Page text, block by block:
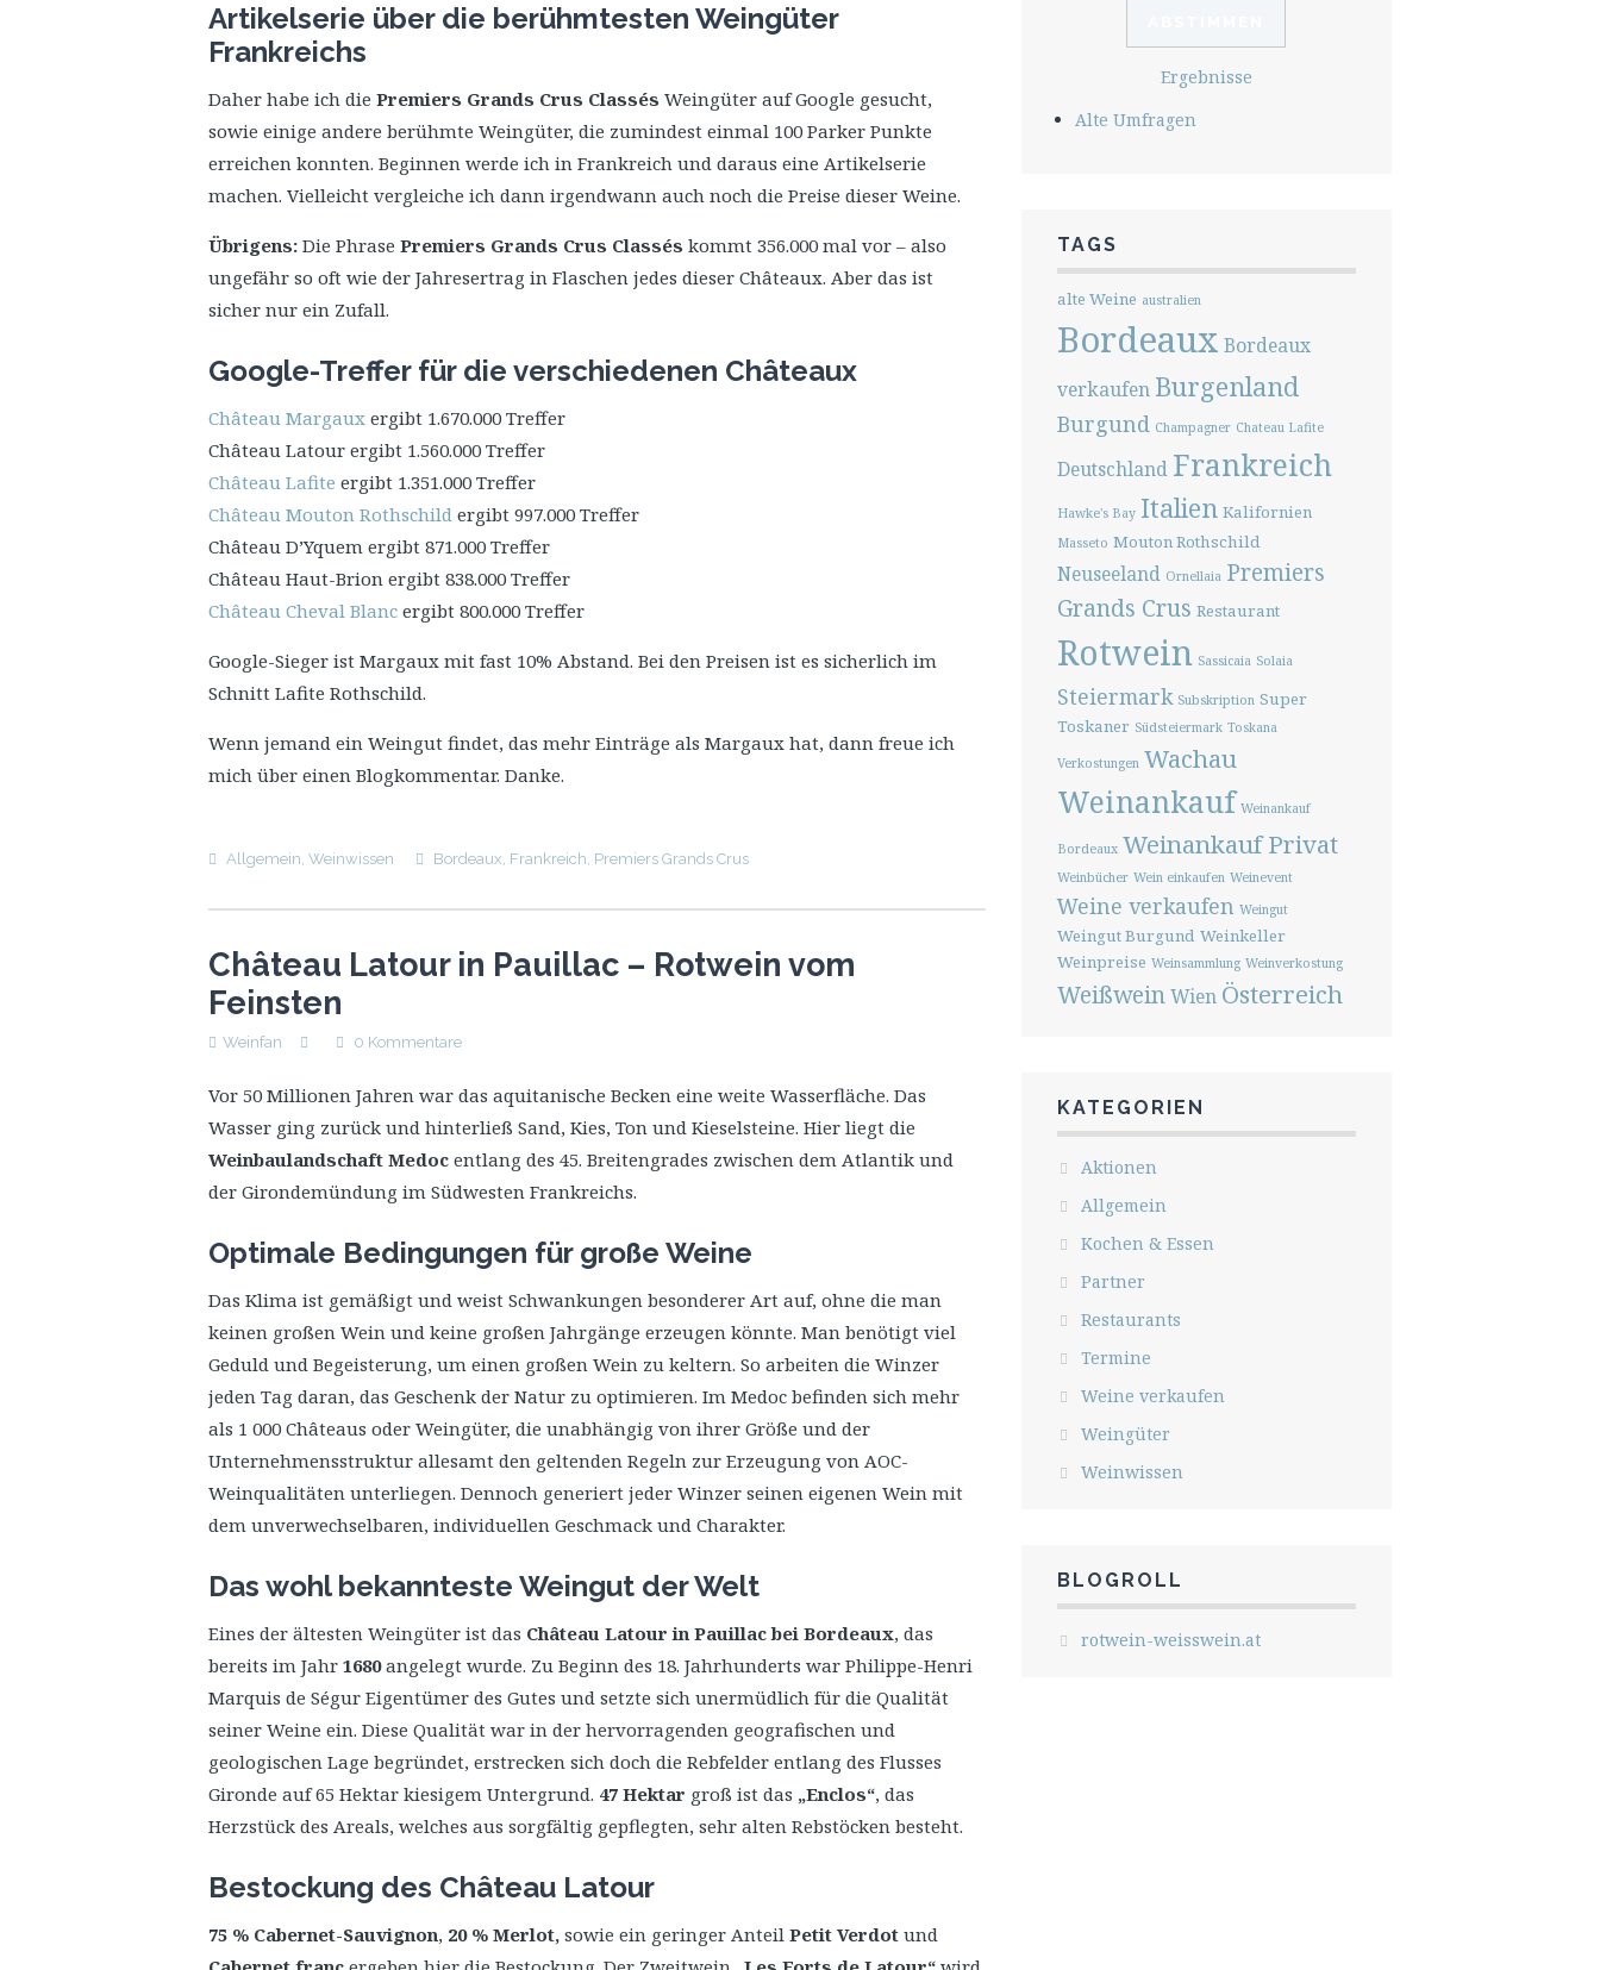
Artikelserie über die berühmtesten Weingüter
Frankreichs
Daher habe ich die Premiers Grands Crus Classés Weingüter auf Google gesucht,
sowie einige andere berühmte Weingüter, die zumindest einmal 100 Parker Punkte
erreichen konnten. Beginnen werde ich in Frankreich und daraus eine Artikelserie
machen. Vielleicht vergleiche ich dann irgendwann auch noch die Preise dieser Weine.
Übrigens: Die Phrase Premiers Grands Crus Classés kommt 356.000 mal vor – also
ungefähr so oft wie der Jahresertrag in Flaschen jedes dieser Châteaux. Aber das ist
sicher nur ein Zufall.
Google-Treffer für die verschiedenen Châteaux
Château Margaux ergibt 1.670.000 Treffer
Château Latour ergibt 1.560.000 Treffer
Château Lafite ergibt 1.351.000 Treffer
Château Mouton Rothschild ergibt 997.000 Treffer
Château D’Yquem ergibt 871.000 Treffer
Château Haut-Brion ergibt 838.000 Treffer
Château Cheval Blanc ergibt 800.000 Treffer
Google-Sieger ist Margaux mit fast 10% Abstand. Bei den Preisen ist es sicherlich im
Schnitt Lafite Rothschild.
Wenn jemand ein Weingut findet, das mehr Einträge als Margaux hat, dann freue ich
mich über einen Blogkommentar. Danke.
Allgemein, Weinwissen Bordeaux, Frankreich, Premiers Grands Crus
Château Latour in Pauillac – Rotwein vom
Feinsten
Weinfan 0 Kommentare
Vor 50 Millionen Jahren war das aquitanische Becken eine weite Wasserfläche. Das
Wasser ging zurück und hinterließ Sand, Kies, Ton und Kieselsteine. Hier liegt die
Weinbaulandschaft Medoc entlang des 45. Breitengrades zwischen dem Atlantik und
der Girondemündung im Südwesten Frankreichs.
Optimale Bedingungen für große Weine
Das Klima ist gemäßigt und weist Schwankungen besonderer Art auf, ohne die man
keinen großen Wein und keine großen Jahrgänge erzeugen könnte. Man benötigt viel
Geduld und Begeisterung, um einen großen Wein zu keltern. So arbeiten die Winzer
jeden Tag daran, das Geschenk der Natur zu optimieren. Im Medoc befinden sich mehr
als 1 000 Châteaus oder Weingüter, die unabhängig von ihrer Größe und der
Unternehmensstruktur allesamt den geltenden Regeln zur Erzeugung von AOC-
Weinqualitäten unterliegen. Dennoch generiert jeder Winzer seinen eigenen Wein mit
dem unverwechselbaren, individuellen Geschmack und Charakter.
Das wohl bekannteste Weingut der Welt
Eines der ältesten Weingüter ist das Château Latour in Pauillac bei Bordeaux, das
bereits im Jahr 1680angelegt wurde. Zu Beginn des 18. Jahrhunderts war Philippe-Henri
Marquis de Ségur Eigentümer des Gutes und setzte sich unermüdlich für die Qualität
seiner Weine ein. Diese Qualität war in der hervorragenden geografischen und
geologischen Lage begründet, erstrecken sich doch die Rebfelder entlang des Flusses
Gironde auf 65 Hektar kiesigem Untergrund. 47 Hektar groß ist das „Enclos“, das
Herzstück des Areals, welches aus sorgfältig gepflegten, sehr alten Rebstöcken besteht.
Bestockung des Château Latour
75 % Cabernet-Sauvignon, 20 % Merlot, sowie ein geringer Anteil Petit Verdot und
Ergebnisse
Alte Umfragen
TAGS
alte Weine australien
Bordeaux Bordeaux
verkaufen Burgenland
Burgund Champagner Chateau Lafite
Deutschland Frankreich
Hawke's Bay Italien Kalifornien
Masseto Mouton Rothschild
Neuseeland Ornellaia Premiers
Grands Crus Restaurant
Rotwein Sassicaia Solaia
Steiermark Subskription Super
Toskaner Südsteiermark Toskana
Verkostungen Wachau
Weinankauf Weinankauf
Bordeaux Weinankauf Privat
Weinbücher Wein einkaufen Weinevent
Weine verkaufen Weingut
Weingut Burgund Weinkeller
Weinpreise Weinsammlung Weinverkostung
WeißweinWien Österreich
KATEGORIEN
Aktionen
Allgemein
Kochen & Essen
Partner
Restaurants
Termine
Weine verkaufen
Weingüter
Weinwissen
BLOGROLL
rotwein-weisswein.at